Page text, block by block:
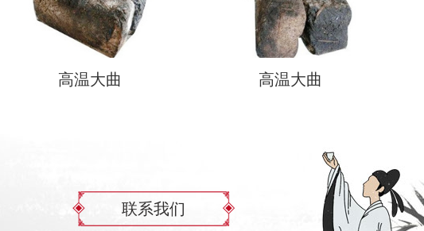
高温大曲 高温大曲
联系我们